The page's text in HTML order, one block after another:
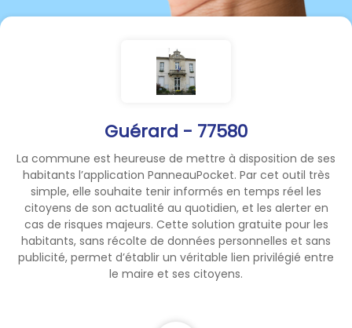
Guérard - 77580
La commune est heureuse de mettre à disposition de ses
habitants l’application PanneauPocket. Par cet outil très
simple, elle souhaite tenir informés en temps réel les
citoyens de son actualité au quotidien, et les alerter en
cas de risques majeurs. Cette solution gratuite pour les
habitants, sans récolte de données personnelles et sans
publicité, permet d’établir un véritable lien privilégié entre
le maire et ses citoyens.